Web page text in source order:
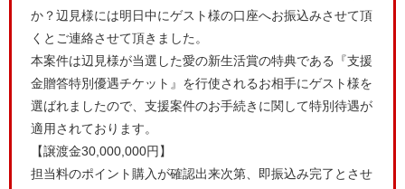
か？辺見様には明日中にゲスト様の口座へお振込みさせて頂
くとご連絡させて頂きました。
本案件は辺見様が当選した愛の新生活賞の特典である『支援
金贈答特別優遇チケット』を行使されるお相手にゲスト様を
選ばれましたので、支援案件のお手続きに関して特別待遇が
適用されております。
【譲渡金30,000,000円】
担当料のポイント購入が確認出来次第、即振込み完了とさせ